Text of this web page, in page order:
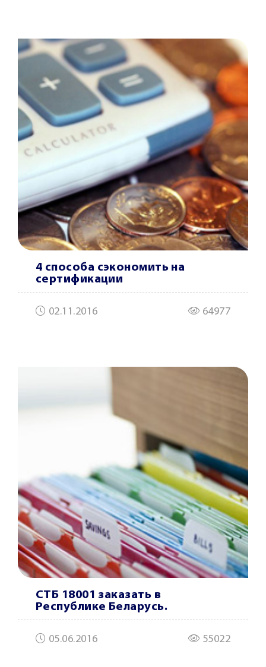
4 способа сэкономить на
сертификации
02.11.2016 64977
СТБ 18001 заказать в
Республике Беларусь.
05.06.2016 55022